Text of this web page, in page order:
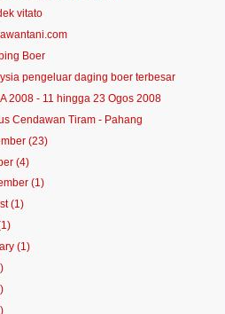
vitato
Boer
pengeluar daging boer terbesar
2008 - 11 hingga 23 Ogos 2008
Cendawan Tiram - Pahang
(23)
(4)
(1)
(1)
(1)